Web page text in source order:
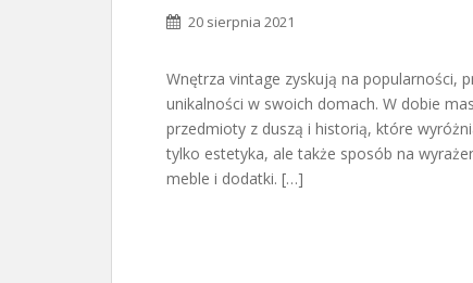
20 sierpnia 2021
Wnętrza vintage zyskują na popularności,
unikalności w swoich domach. W dobie
przedmioty z duszą i historią, które
tylko estetyka, ale także sposób na
meble i dodatki. […]